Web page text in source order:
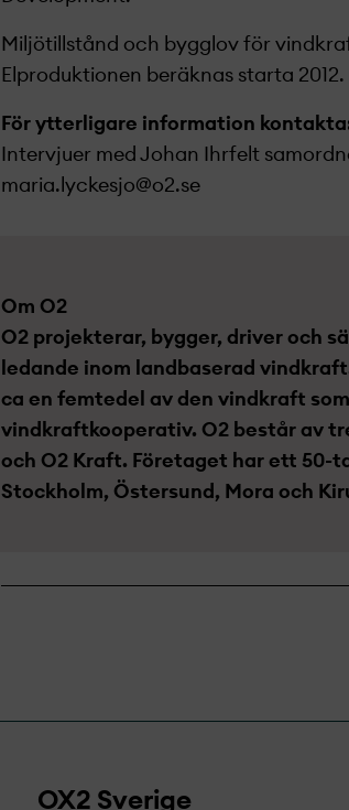
Miljötillstånd och bygglov för
Elproduktionen beräknas starta 2012.
För ytterligare information
Intervjuer med Johan Ihrfelt
maria.lyckesjo@o2.se
Om O2
O2 projekt­erar, bygger, driver och
ledande inom landbaserad
ca en femtedel av den vindkraft
vindkraftkooperativ. O2 består av
och O2 Kraft. Företaget har ett 50-
Stockholm, Östersund, Mora och
OX2 Sverige